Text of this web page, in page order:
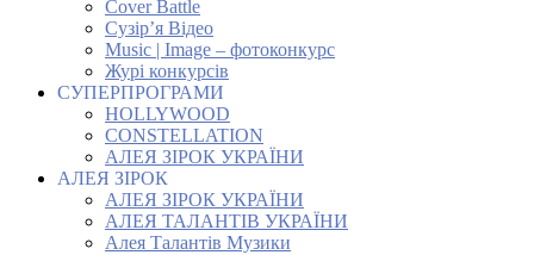
Cover Battle
Сузір’я Відео
Music | Image – фотоконкурс
Журі конкурсів
СУПЕРПРОГРАМИ
HOLLYWOOD
CONSTELLATION
АЛЕЯ ЗІРОК УКРАЇНИ
АЛЕЯ ЗІРОК
АЛЕЯ ЗІРОК УКРАЇНИ
АЛЕЯ ТАЛАНТІВ УКРАЇНИ
Алея Талантів Музики